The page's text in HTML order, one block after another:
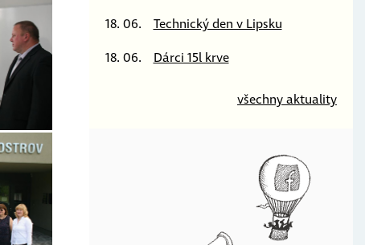
18. 06.
Technický den v Lipsku
18. 06.
Dárci 15l krve
všechny aktuality